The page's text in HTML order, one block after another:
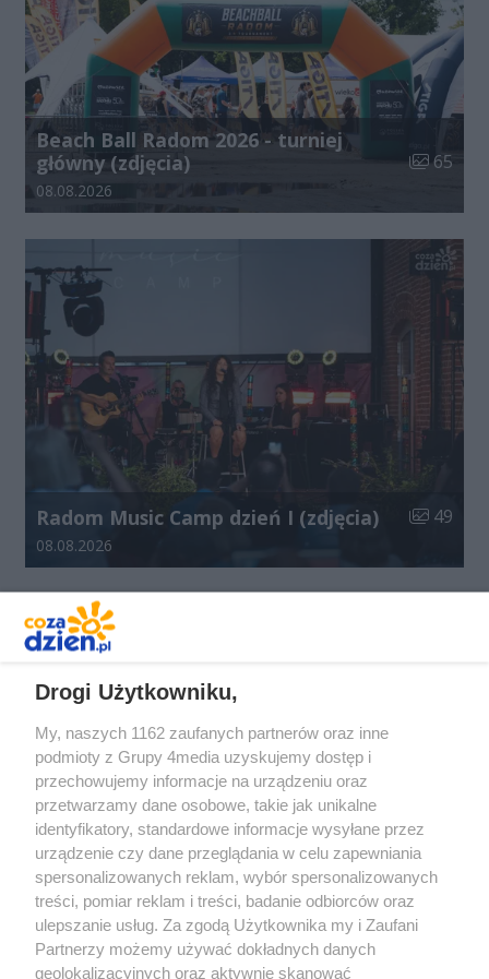
Beach Ball Radom 2026 - turniej
główny (zdjęcia)
Liczba
65
Data dodania galerii:
08.08.2026
Radom Music Camp dzień I (zdjęcia) Liczba
49
Data dodania galerii:
08.08.2026
Redakcja Reklama Prywatność
Praca Łódź
the:protocol
Drogi Użytkowniku,
My, naszych 1162 zaufanych partnerów oraz inne
podmioty z Grupy 4media uzyskujemy dostęp i
przechowujemy informacje na urządzeniu oraz
przetwarzamy dane osobowe, takie jak unikalne
identyfikatory, standardowe informacje wysyłane przez
urządzenie czy dane przeglądania w celu zapewniania
spersonalizowanych reklam, wybór spersonalizowanych
treści, pomiar reklam i treści, badanie odbiorców oraz
ulepszanie usług. Za zgodą Użytkownika my i Zaufani
Partnerzy możemy używać dokładnych danych
geolokalizacyjnych oraz aktywnie skanować